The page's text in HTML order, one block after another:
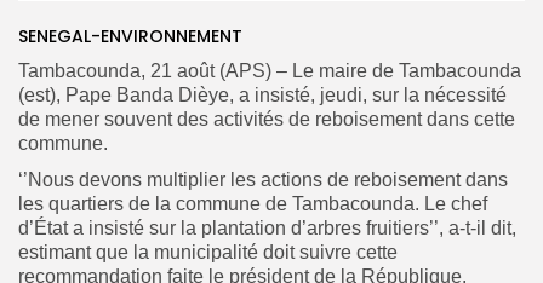
for:
FR
SENEGAL-ENVIRONNEMENT
Tambacounda, 21 août (APS) – Le maire de Tambacounda
(est), Pape Banda Dièye, a insisté, jeudi, sur la nécessité
de mener souvent des activités de reboisement dans cette
commune.
‘’Nous devons multiplier les actions de reboisement dans
les quartiers de la commune de Tambacounda. Le chef
d’État a insisté sur la plantation d’arbres fruitiers’’, a-t-il dit,
estimant que la municipalité doit suivre cette
recommandation faite le président de la République.